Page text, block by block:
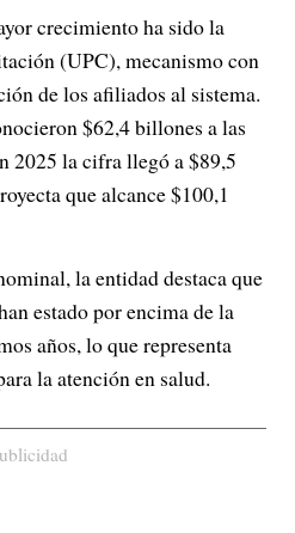
crecimiento ha sido la
(UPC), mecanismo con
de los afiliados al sistema.
$62,4 billones a las
2025 la cifra llegó a $89,5
que alcance $100,1
la entidad destaca que
estado por encima de la
años, lo que representa
la atención en salud.